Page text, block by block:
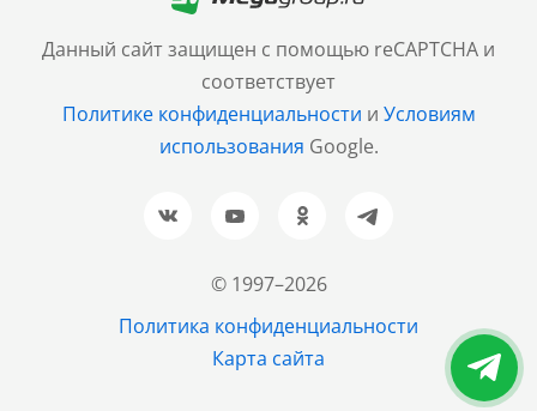
© 1997–2026
Политика конфиденциальности
Карта сайта
Данный сайт защищен с помощью reCAPTCHA и
соответствует
Политике конфиденциальности и Условиям
использования Google.
Санкт-Петербург
+7 (812) 600-77-33
Барнаул
Новосибирск
+7 (843) 202-37-37